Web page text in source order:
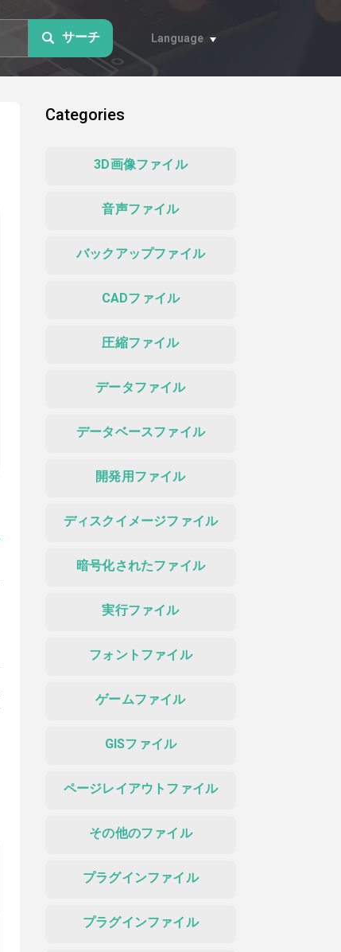
サーチ Language
Categories
3D画像ファイル
音声ファイル
バックアップファイル
CADファイル
圧縮ファイル
データファイル
データベースファイル
開発用ファイル
ディスクイメージファイル
暗号化されたファイル
実行ファイル
フォントファイル
ゲームファイル
GISファイル
ページレイアウトファイル
その他のファイル
プラグインファイル
プラグインファイル